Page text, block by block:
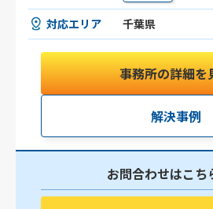
対応エリア 千葉県
事務所の詳細を
解決事例
お問合わせはこち